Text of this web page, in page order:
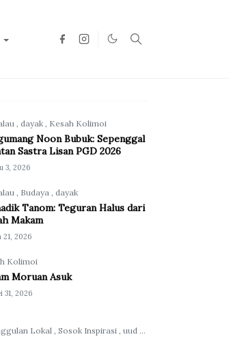
, dayak , Kesah Kolimoi
Noon Bubuk: Sepenggal
Sastra Lisan PGD 2026
3, 2026
, Budaya , dayak
Tanom: Teguran Halus dari
Makam
21, 2026
Kolimoi
Moruan Asuk
31, 2026
Lokal , Sosok Inspirasi , uud danum